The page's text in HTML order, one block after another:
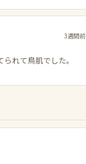
3週間前
れて鳥肌でした。